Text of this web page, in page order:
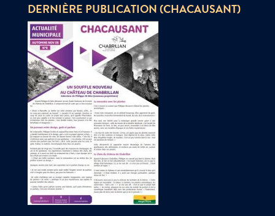
DERNIÈRE PUBLICATION (CHACAUSANT)